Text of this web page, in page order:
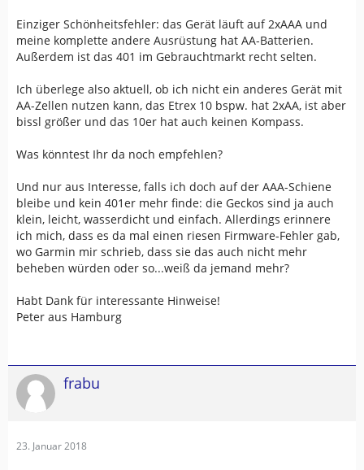
Einziger Schönheitsfehler: das Gerät läuft auf 2xAAA und
meine komplette andere Ausrüstung hat AA-Batterien.
Außerdem ist das 401 im Gebrauchtmarkt recht selten.
Ich überlege also aktuell, ob ich nicht ein anderes Gerät mit
AA-Zellen nutzen kann, das Etrex 10 bspw. hat 2xAA, ist aber
bissl größer und das 10er hat auch keinen Kompass.
Was könntest Ihr da noch empfehlen?
Und nur aus Interesse, falls ich doch auf der AAA-Schiene
bleibe und kein 401er mehr finde: die Geckos sind ja auch
klein, leicht, wasserdicht und einfach. Allerdings erinnere
ich mich, dass es da mal einen riesen Firmware-Fehler gab,
wo Garmin mir schrieb, dass sie das auch nicht mehr
beheben würden oder so...weiß da jemand mehr?
Habt Dank für interessante Hinweise!
Peter aus Hamburg
frabu
23. Januar 2018